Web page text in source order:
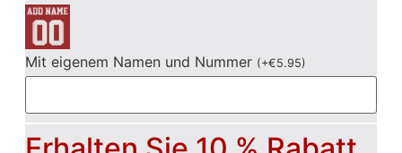
Mit eigenem Namen und Nummer (+€5.95)